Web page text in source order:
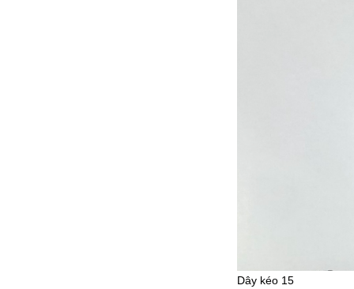
Dây kéo 15